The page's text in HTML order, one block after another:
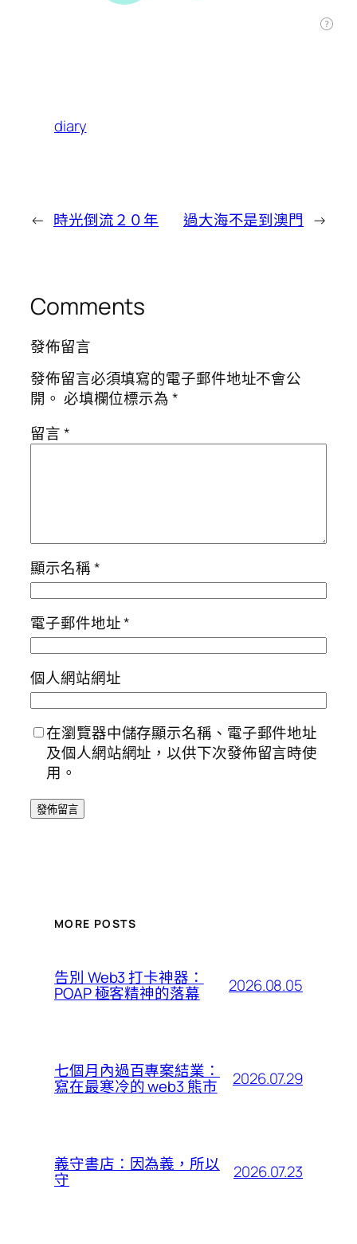
diary
← 時光倒流２０年 過大海不是到澳門 →
Comments
發佈留言
發佈留言必須填寫的電子郵件地址不會公
開。 必填欄位標示為*
留言*
顯示名稱*
電子郵件地址*
個人網站網址
在瀏覽器中儲存顯示名稱、電子郵件地址
及個人網站網址，以供下次發佈留言時使
用。
MORE POSTS
告別 Web3 打卡神器：
POAP 極客精神的落幕 2026.08.05
七個月內過百專案結業：
寫在最寒冷的 web3 熊市 2026.07.29
義守書店：因為義，所以
守 2026.07.23